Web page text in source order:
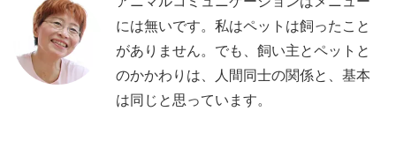
には無いです。私はペットは飼ったこと
がありません。でも、飼い主とペットと
のかかわりは、人間同士の関係と、基本
は同じと思っています。